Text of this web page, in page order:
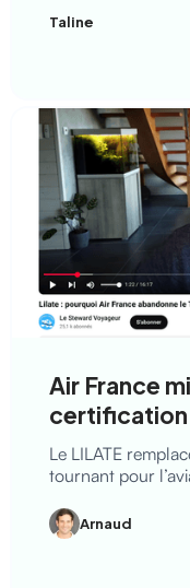
Taline
Air France
certification
Le LILATE
tournant pour
Arnaud